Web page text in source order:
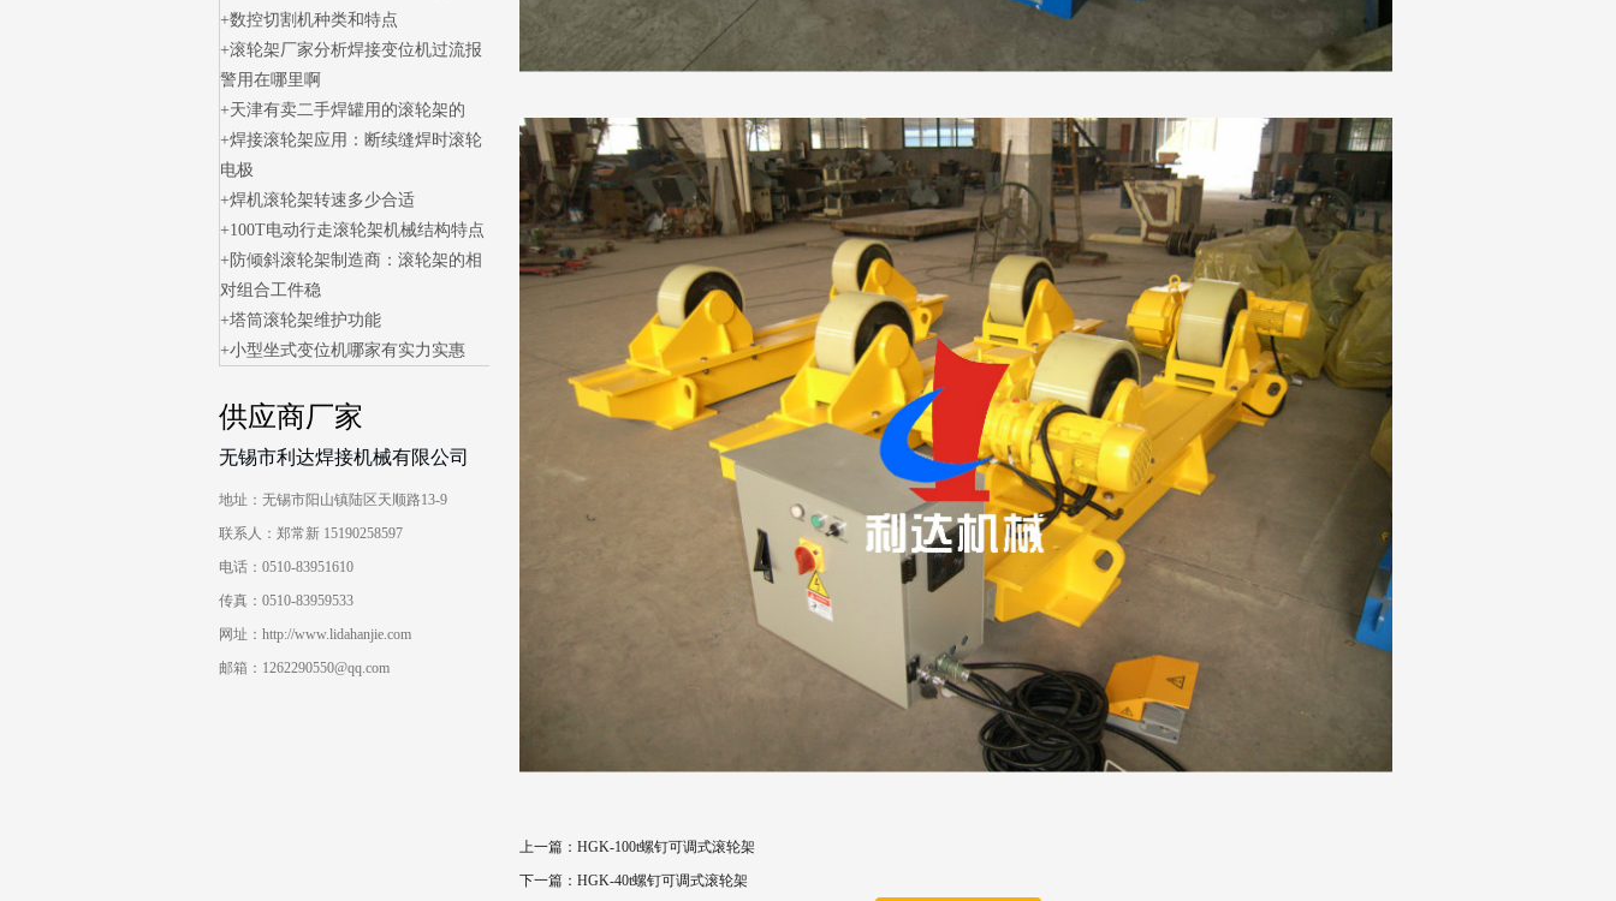
数控切割机种类和特点
滚轮架厂家分析焊接变位机过流报
警用在哪里啊
天津有卖二手焊罐用的滚轮架的
焊接滚轮架应用：断续缝焊时滚轮
电极
焊机滚轮架转速多少合适
100T电动行走滚轮架机械结构特点
防倾斜滚轮架制造商：滚轮架的相
对组合工件稳
塔筒滚轮架维护功能
小型坐式变位机哪家有实力实惠
供应商厂家
无锡市利达焊接机械有限公司
地址：无锡市阳山镇陆区天顺路13-9
联系人：郑常新 15190258597
电话：0510-83951610
传真：0510-83959533
网址：http://www.lidahanjie.com
邮箱：1262290550@qq.com
上一篇：HGK-100t螺钉可调式滚轮架
下一篇：HGK-40t螺钉可调式滚轮架